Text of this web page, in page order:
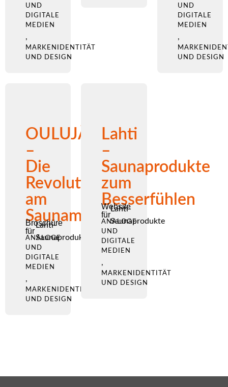
UND
DIGITALE
MEDIEN
,
MARKENIDENTITÄT
UND DESIGN
UND
DIGITALE
MEDIEN
,
UND DESIGN
OULUJÄRVI
–
Die
Revolution
am
Saunamarkt
Broschüre
für
Lahti-
Saunaprodukte
ANALOGE
UND
DIGITALE
MEDIEN
,
MARKENIDENTITÄT
UND DESIGN
Lahti
–
Saunaprodukte
zum
Besserfühlen
Website
für
Lahti-
Saunaprodukte
ANALOGE
UND
DIGITALE
MEDIEN
,
MARKENIDENTITÄT
UND DESIGN